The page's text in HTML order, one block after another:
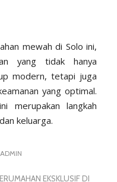
mewah di Solo ini,
yang tidak hanya
modern, tetapi juga
yang optimal.
merupakan langkah
keluarga.
ADMIN
EKSKLUSIF DI